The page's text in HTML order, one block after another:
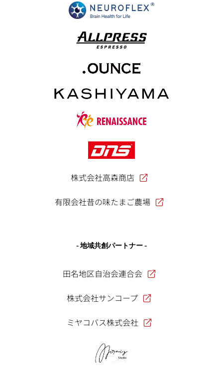
株式会社高森商店
有限会社昔の味たまご農場
- 地域共創パートナー -
田名地区自治会連合会
株式会社サンコープ
ミヤコバス株式会社